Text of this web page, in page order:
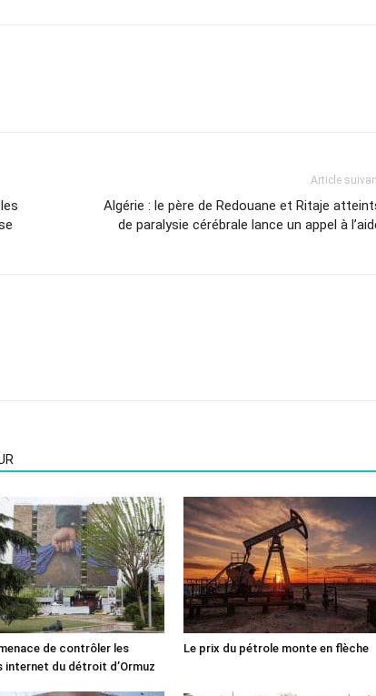
Article
Algérie : le père de Redouane et Ritaje
de paralysie cérébrale lance un appel à
menace de contrôler les
internet du détroit d’Ormuz
Le prix du pétrole monte en flèche